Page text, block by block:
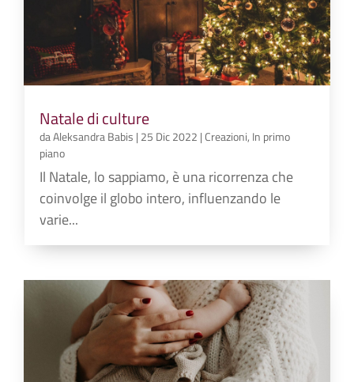
Natale di culture
daAleksandra Babis | 25 Dic 2022 |Creazioni, In primo
piano
Il Natale, lo sappiamo, è una ricorrenza che
coinvolge il globo intero, influenzando le
varie...